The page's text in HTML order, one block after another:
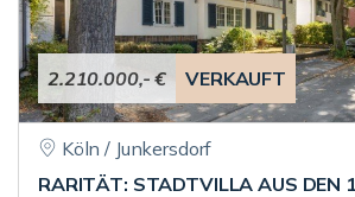
2.210.000,- € VERKAUFT
Köln / Junkersdorf
RARITÄT: STADTVILLA AUS DEN